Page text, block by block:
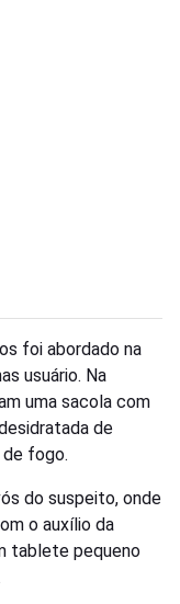
foi abordado na
usuário. Na
uma sacola com
de
de fogo.
do suspeito, onde
o auxílio da
tablete pequeno